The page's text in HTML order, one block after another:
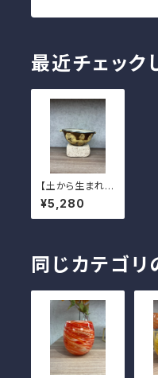
最近チェック
【土から生まれた
僕たち】耳付きサ
ラダ（大）
¥5,280
同じカテゴ